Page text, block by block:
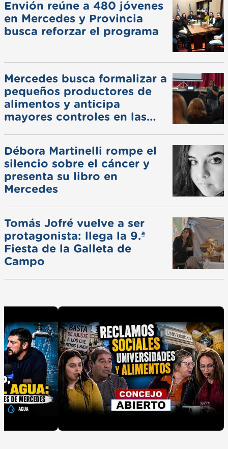
Envión reúne a 480 jóvenes
en Mercedes y Provincia
busca reforzar el programa
Mercedes busca formalizar a
pequeños productores de
alimentos y anticipa
mayores controles en las
Débora Martinelli rompe el
silencio sobre el cáncer y
presenta su libro en
Mercedes
Tomás Jofré vuelve a ser
protagonista: llega la 9.ª
Fiesta de la Galleta de
Campo